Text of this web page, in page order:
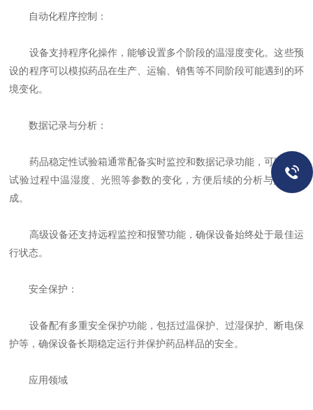
自动化程序控制：
设备支持程序化操作，能够设置多个阶段的温湿度变化。这些预
设的程序可以模拟药品在生产、运输、销售等不同阶段可能遇到的环
境变化。
数据记录与分析：
药品稳定性试验箱通常配备实时监控和数据记录功能，可以记录
试验过程中温湿度、光照等参数的变化，方便后续的分析与报告生
成。
高级设备还支持远程监控和报警功能，确保设备始终处于最佳运
行状态。
安全保护：
设备配有多重安全保护功能，包括过温保护、过湿保护、断电保
护等，确保设备长期稳定运行并保护药品样品的安全。
应用领域